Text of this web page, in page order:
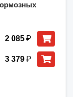
2 085₽
3 379₽